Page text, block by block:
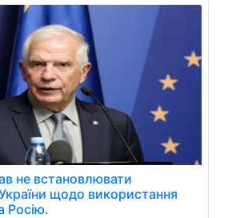
не встановлювати
щодо використання
Росію.